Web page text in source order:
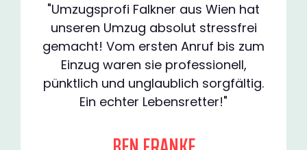
"Umzugsprofi Falkner aus Wien hat
unseren Umzug absolut stressfrei
gemacht! Vom ersten Anruf bis zum
Einzug waren sie professionell,
pünktlich und unglaublich sorgfältig.
Ein echter Lebensretter!"